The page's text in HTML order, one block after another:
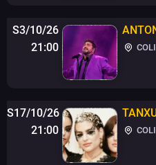
S3/10/26
21:00
S17/10/26
21:00